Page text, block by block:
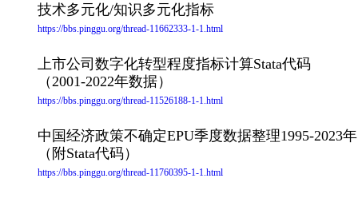
技术多元化/知识多元化指标
https://bbs.pinggu.org/thread-11662333-1-1.html
上市公司数字化转型程度指标计算Stata代码
（2001-2022年数据）
https://bbs.pinggu.org/thread-11526188-1-1.html
中国经济政策不确定EPU季度数据整理1995-2023年
（附Stata代码）
https://bbs.pinggu.org/thread-11760395-1-1.html